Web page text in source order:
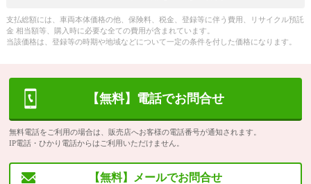
支払総額には、車両本体価格の他、保険料、税金、登録等に伴う費用、リサイクル預託
金 相当額等、購入時に必要な全ての費用が含まれています。
当該価格は、登録等の時期や地域などについて一定の条件を付した価格になります。
【無料】電話でお問合せ
無料電話をご利用の場合は、販売店へお客様の電話番号が通知されます。
IP電話・ひかり電話からはご利用いただけません。
【無料】メールでお問合せ